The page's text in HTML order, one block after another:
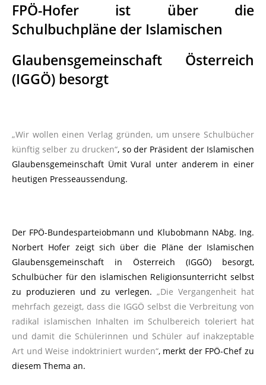
FPÖ-Hofer ist über die
Schulbuchpläne der Islamischen
Glaubensgemeinschaft Österreich
(IGGÖ) besorgt
„Wir wollen einen Verlag gründen, um unsere Schulbücher
künftig selber zu drucken“, so der Präsident der Islamischen
Glaubensgemeinschaft Ümit Vural unter anderem in einer
heutigen Presseaussendung.
Der FPÖ-Bundesparteiobmann und Klubobmann NAbg. Ing.
Norbert Hofer zeigt sich über die Pläne der Islamischen
Glaubensgemeinschaft in Österreich (IGGÖ) besorgt,
Schulbücher für den islamischen Religionsunterricht selbst
zu produzieren und zu verlegen. „Die Vergangenheit hat
mehrfach gezeigt, dass die IGGÖ selbst die Verbreitung von
radikal islamischen Inhalten im Schulbereich toleriert hat
und damit die Schülerinnen und Schüler auf inakzeptable
Art und Weise indoktriniert wurden“, merkt der FPÖ-Chef zu
diesem Thema an.